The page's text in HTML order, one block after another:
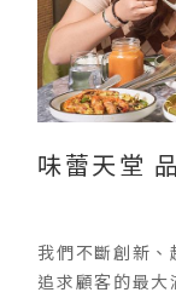
味蕾天堂
我們不斷創新
追求顧客的最大